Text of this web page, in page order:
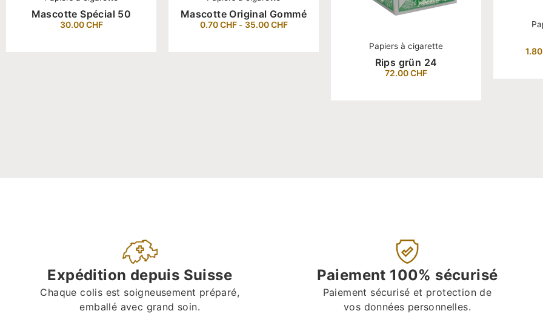
Mascotte Spécial 50
30.00CHF
Mascotte Original Gommé
0.70CHF- 35.00CHF
Papiers à cigarette
Rips grün 24
72.00CHF
1.80
Expédition depuis Suisse
Chaque colis est soigneusement préparé,
emballé avec grand soin.
Paiement 100% sécurisé
Paiement sécurisé et protection de
vos données personnelles.